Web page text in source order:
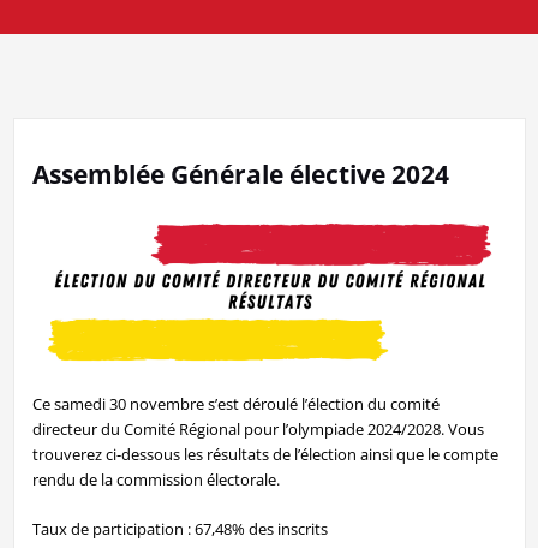
Assemblée Générale élective 2024
Ce samedi 30 novembre s’est déroulé l’élection du comité
directeur du Comité Régional pour l’olympiade 2024/2028. Vous
trouverez ci-dessous les résultats de l’élection ainsi que le compte
rendu de la commission électorale.
Taux de participation : 67,48% des inscrits